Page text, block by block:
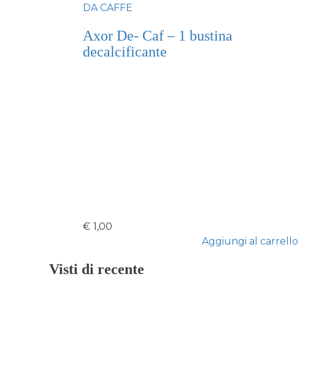
DA CAFFE
Axor De- Caf – 1 bustina
decalcificante
€ 1,00
Aggiungi al carrello
Visti di recente